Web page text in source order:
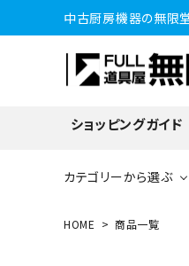
中古厨房機器の無
ショッピングガイド
カテゴリーから選ぶ
HOME 商品一覧